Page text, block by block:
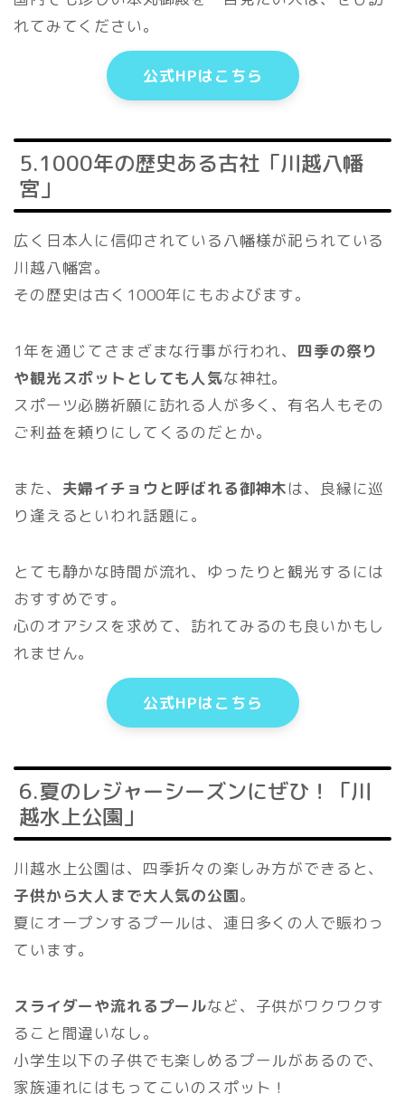
れてみてください。
公式HPはこちら
5.1000年の歴史ある古社「川越八幡
宮」
広く日本人に信仰されている八幡様が祀られている
川越八幡宮。
その歴史は古く1000年にもおよびます。
1年を通じてさまざまな行事が行われ、 四季の祭り
や観光スポットとしても人気な神社。
スポーツ必勝祈願に訪れる人が多く、有名人もその
ご利益を頼りにしてくるのだとか。
また、 夫婦イチョウと呼ばれる御神木は、良縁に巡
り逢えるといわれ話題に。
とても静かな時間が流れ、ゆったりと観光するには
おすすめです。
心のオアシスを求めて、訪れてみるのも良いかもし
れません。
公式HPはこちら
6.夏のレジャーシーズンにぜひ！「川
越水上公園」
川越水上公園は、四季折々の楽しみ方ができると、
子供から大人まで大人気の公園。
夏にオープンするプールは、連日多くの人で賑わっ
ています。
スライダーや流れるプールなど、子供がワクワクす
ること間違いなし。
小学生以下の子供でも楽しめるプールがあるので、
家族連れにはもってこいのスポット！